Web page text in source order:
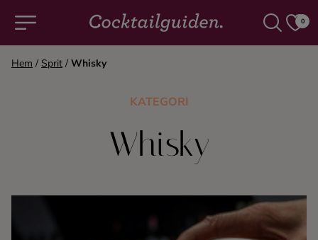
0
Alla cocktails & drinkar
Hem / Sprit / Whisky
KATEGORI
Whisky